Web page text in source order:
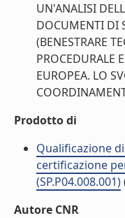
UN'ANALISI
DOCUMENTI DI
(BENESTRARE
PROCEDURALE
EUROPEA. LO
Prodotto di
Qualificazione
certificazione
(SP.P04.008.001)
Autore CNR